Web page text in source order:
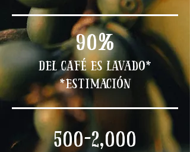
90%
del café es lavado*
​*estimación
500-2,000